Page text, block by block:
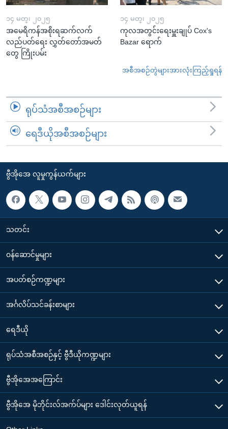
၁၄ မတ္၊ ၂၀၂၅
အမေရိကန်အစိုးရဆက်လက်
လည်ပတ်ရေး လွှတ်တော်အမတ်
တွေ ကြိုးပမ်း
၁၄ မတ္၊ ၂၀၂၅
ကုလအတွင်းရေးမှူးချုပ် Cox's
Bazar ရောက်
အစီအစဉ်တွဲများအားလုံးကြည့်ရှုရန်
ရုပ်သံအစီအစဉ်များ
ရေဒီယိုအစီအစဉ်များ
ဗွီအိုအေ လူမှုကွန်ယက်များ
သတင်း
၀န်ဆောင်မှုများ
အပတ်စဉ်ကဏ္ဍများ
အင်္ဂလိပ်သင်ခန်းစာများ
ရေဒီယို
ရုပ်သံအစီအစဉ်နှင့် ဗွီဒီယိုကဏ္ဍများ
ဗွီအိုအေအကြောင်း
ဗွီအိုအေ မိုဘိုင်းလ်အက်ပ်များ ဒေါင်းလုတ်ယူရန်